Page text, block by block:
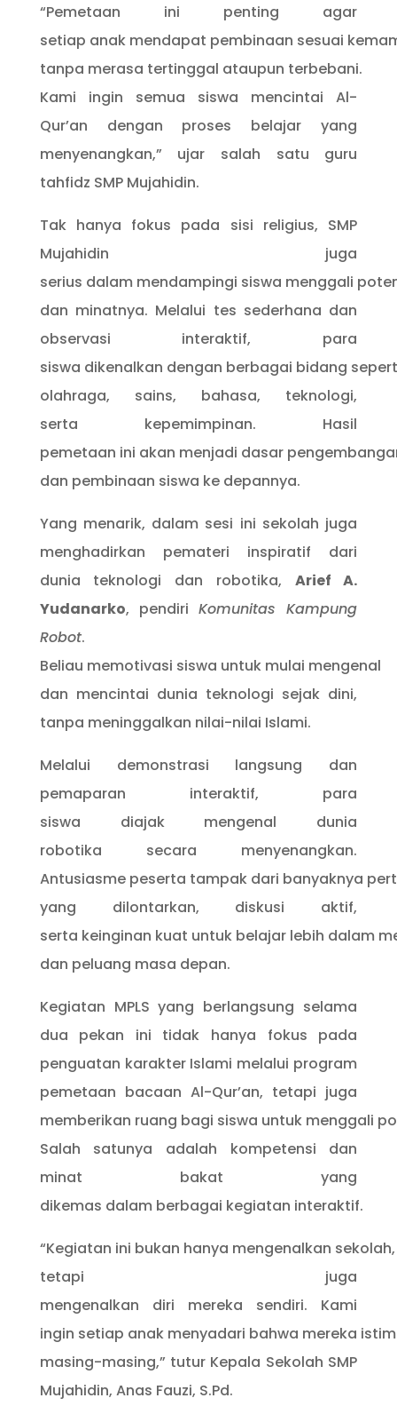
“Pemetaan ini penting agar
setiap anak mendapat pembinaan sesuai
tanpa merasa tertinggal ataupun terbebani.
Kami ingin semua siswa mencintai Al-
Qur’an dengan proses belajar yang
menyenangkan,” ujar salah satu guru
tahfidz SMP Mujahidin.
Tak hanya fokus pada sisi religius, SMP
Mujahidin juga
serius dalam mendampingi siswa menggali
dan minatnya. Melalui tes sederhana dan
observasi interaktif, para
siswa dikenalkan dengan berbagai bidang
olahraga, sains, bahasa, teknologi,
serta kepemimpinan. Hasil
pemetaan ini akan menjadi dasar
dan pembinaan siswa ke depannya.
Yang menarik, dalam sesi ini sekolah juga
menghadirkan pemateri inspiratif dari
dunia teknologi dan robotika, Arief A.
Yudanarko, pendiriKomunitas Kampung
Robot.
Beliau memotivasi siswa untuk mulai mengenal
dan mencintai dunia teknologi sejak dini,
tanpa meninggalkan nilai-nilai Islami.
Melalui demonstrasi langsung dan
pemaparan interaktif, para
siswa diajak mengenal dunia
robotika secara menyenangkan.
Antusiasme peserta tampak dari banyaknya
yang dilontarkan, diskusi aktif,
serta keinginan kuat untuk belajar lebih dalam
dan peluang masa depan.
Kegiatan MPLS yang berlangsung selama
dua pekan ini tidak hanya fokus pada
penguatan karakter Islami melalui program
pemetaan bacaan Al-Qur’an, tetapi juga
memberikan ruang bagi siswa untuk menggali
Salah satunya adalah kompetensi dan
minat bakat yang
dikemas dalam berbagai kegiatan interaktif.
“Kegiatan ini bukan hanya mengenalkan sekolah,
tetapi juga
mengenalkan diri mereka sendiri. Kami
ingin setiap anak menyadari bahwa mereka
masing-masing,” tutur Kepala Sekolah SMP
Mujahidin, Anas Fauzi, S.Pd.